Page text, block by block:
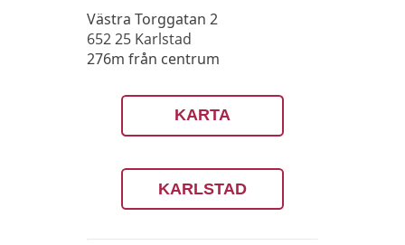
Västra Torggatan 2
652 25 Karlstad
276m från centrum
KARTA
KARLSTAD